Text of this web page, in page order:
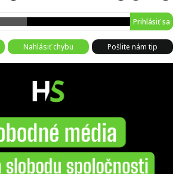
Prihlásiť sa
Nahlásiť chybu Pošlite nám tip